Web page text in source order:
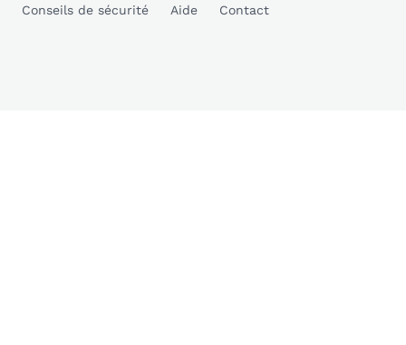
Conseils de sécurité
Aide Contact